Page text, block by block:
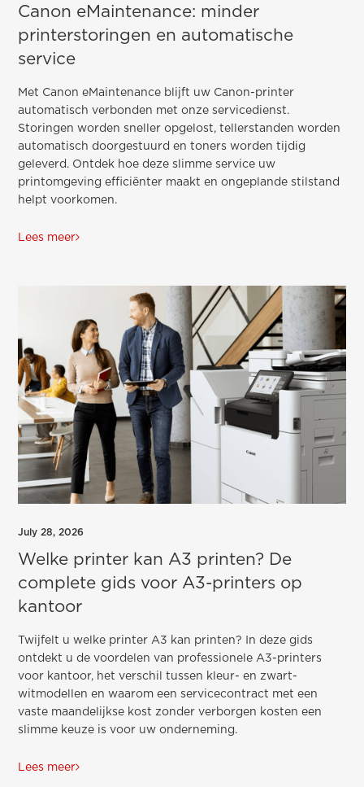
Canon eMaintenance: minder
printerstoringen en automatische
service
Met Canon eMaintenance blijft uw Canon-printer
automatisch verbonden met onze servicedienst.
Storingen worden sneller opgelost, tellerstanden worden
automatisch doorgestuurd en toners worden tijdig
geleverd. Ontdek hoe deze slimme service uw
printomgeving efficiënter maakt en ongeplande stilstand
helpt voorkomen.
Lees meer
July 28, 2026
Welke printer kan A3 printen? De
complete gids voor A3-printers op
kantoor
Twijfelt u welke printer A3 kan printen? In deze gids
ontdekt u de voordelen van professionele A3-printers
voor kantoor, het verschil tussen kleur- en zwart-
witmodellen en waarom een servicecontract met een
vaste maandelijkse kost zonder verborgen kosten een
slimme keuze is voor uw onderneming.
Lees meer